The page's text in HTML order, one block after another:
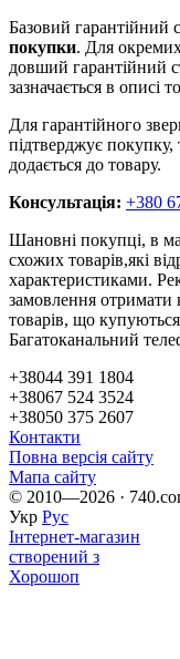
Базовий гарантійний
покупки. Для
довший гарантійний
зазначається в описі
Для гарантійного
підтверджує покупку,
додається до товару.
Консультація: +380
Шановні покупці, в
схожих товарів,які
характеристиками.
замовлення отримати
товарів, що
Багатоканальний
+38044 391 1804
+38067 524 3524
+38050 375 2607
Контакти
Повна версія сайту
Мапа сайту
© 2010—2026 ·
Укр Рус
Інтернет-магазин
створений з
Хорошоп